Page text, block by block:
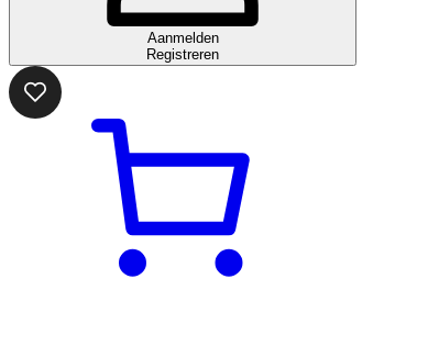
Aanmelden
Registreren